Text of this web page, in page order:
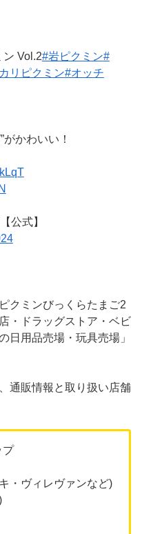
Vol.2#岩ピクミン#
リピクミン#オッチ
かわいい！
公式】
クミンびっくらたまご2
・ドラッグストア・ベビ
日用品売場・玩具売場」
通販情報と取り扱い店舗
プ
・ヴィレヴァンなど)